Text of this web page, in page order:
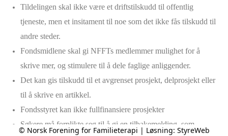
Tildelingen skal ikke være et driftstilskudd til offentlig
tjeneste, men et insitament til noe som det ikke fås tilskudd til
andre steder.
Fondsmidlene skal gi NFFTs medlemmer mulighet for å
skrive mer, og stimulere til å dele faglige anliggender.
Det kan gis tilskudd til et avgrenset prosjekt, delprosjekt eller
til å skrive en artikkel.
Fondsstyret kan ikke fullfinansiere prosjekter
Søkere må forplikte seg til å gi en tilbakemelding, som
© Norsk Forening for Familieterapi | Løsning: StyreWeb